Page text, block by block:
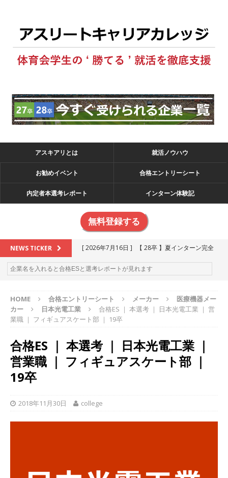
アスキアリとは 就活ノウハウ
お勧めイベント 合格エントリーシート
内定者本選考レポート インターン体験記
無料登録する
NEWS TICKER [ 2026年7月16日 ]
【 28卒 】夏インターン完全
攻略セミナー ｜ 予約フォーム
お勧めイベン
[ 2026年6月13日 ] ≪ 27卒 ≫アスキヤリ個人相
談｜予約フォーム
る優良企業一覧（26社）
体育会積極採用企業
[ 2026年5月16日 ] 【 2028卒 】 今すぐ受けられ
[ 2026年5月15日 ]
学生を求めアスキヤリ限定イベント開催!! 】 世界
以上営業増益を達成 ｜ プライム上場 ｜ カプコン
HOME 合格エントリーシート メーカー
医療機器メー
カー
日本光電工業
合格ES ｜ 本選考 ｜ 日本光電工業 ｜ 営
業職 ｜ フィギュアスケート部 ｜ 19卒
合格ES ｜ 本選考 ｜ 日本光電工業 ｜
営業職 ｜ フィギュアスケート部 ｜
19卒
2018年11月30日 college